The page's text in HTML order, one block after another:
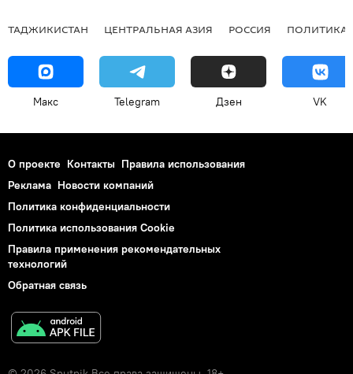
ТАДЖИКИСТАН ЦЕНТРАЛЬНАЯ АЗИЯ РОССИЯ ПОЛИТИКА
Макс Telegram Дзен VK
О проекте Контакты Правила использования
Реклама Новости компаний
Политика конфиденциальности
Политика использования Cookie
Правила применения рекомендательных
технологий
Обратная связь